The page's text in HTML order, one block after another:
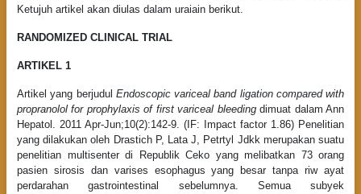
Ketujuh artikel akan diulas dalam uraiain berikut.
RANDOMIZED CLINICAL TRIAL
ARTIKEL 1
Artikel yang berjudul Endoscopic variceal band ligation compared with
propranolol for prophylaxis of first variceal bleedingdimuat dalam Ann
Hepatol. 2011 Apr-Jun;10(2):142-9. (IF: Impact factor 1.86) Penelitian
yang dilakukan oleh Drastich P, Lata J, Petrtyl Jdkk merupakan suatu
penelitian multisenter di Republik Ceko yang melibatkan 73 orang
pasien sirosis dan varises esophagus yang besar tanpa riw ayat
perdarahan gastrointestinal sebelumnya. Semua subyek